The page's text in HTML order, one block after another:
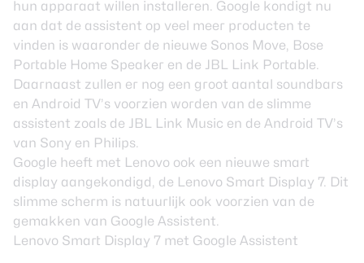
hun apparaat willen installeren. Google kondigt nu
aan dat de assistent op veel meer producten te
vinden is waaronder de nieuwe Sonos Move, Bose
Portable Home Speaker en de JBL Link Portable.
Daarnaast zullen er nog een groot aantal soundbars
en Android TV’s voorzien worden van de slimme
assistent zoals de JBL Link Music en de Android TV’s
van Sony en Philips.
Google heeft met Lenovo ook een nieuwe smart
display aangekondigd, de Lenovo Smart Display 7. Dit
slimme scherm is natuurlijk ook voorzien van de
gemakken van Google Assistent.
Lenovo Smart Display 7 met Google Assistent